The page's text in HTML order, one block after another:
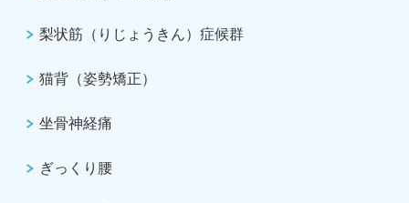
梨状筋（りじょうきん）症候群
猫背（姿勢矯正）
坐骨神経痛
ぎっくり腰